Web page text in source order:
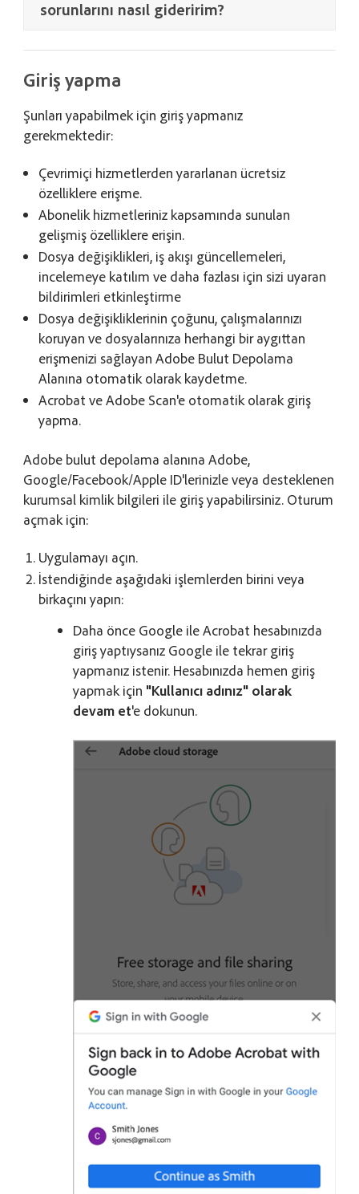
sorunlarını nasıl gideririm?
Giriş yapma
Şunları yapabilmek için giriş yapmanız
gerekmektedir:
Çevrimiçi hizmetlerden yararlanan ücretsiz
özelliklere erişme.
Abonelik hizmetleriniz kapsamında sunulan
gelişmiş özelliklere erişin.
Dosya değişiklikleri, iş akışı güncellemeleri,
incelemeye katılım ve daha fazlası için sizi uyaran
bildirimleri etkinleştirme
Dosya değişikliklerinin çoğunu, çalışmalarınızı
koruyan ve dosyalarınıza herhangi bir aygıttan
erişmenizi sağlayan Adobe Bulut Depolama
Alanına otomatik olarak kaydetme.
Acrobat ve Adobe Scan'e otomatik olarak giriş
yapma.
Adobe bulut depolama alanına Adobe,
Google/Facebook/Apple ID'lerinizle veya desteklenen
kurumsal kimlik bilgileri ile giriş yapabilirsiniz. Oturum
açmak için:
Uygulamayı açın.
İstendiğinde aşağıdaki işlemlerden birini veya
birkaçını yapın:
Daha önce Google ile Acrobat hesabınızda
giriş yaptıysanız Google ile tekrar giriş
yapmanız istenir. Hesabınızda hemen giriş
yapmak için "Kullanıcı adınız" olarak
devam et'e dokunun.